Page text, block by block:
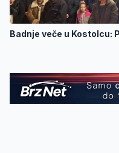
Badnje veče u Kostolcu: